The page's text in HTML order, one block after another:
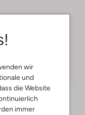
wir
und
die Website
immer